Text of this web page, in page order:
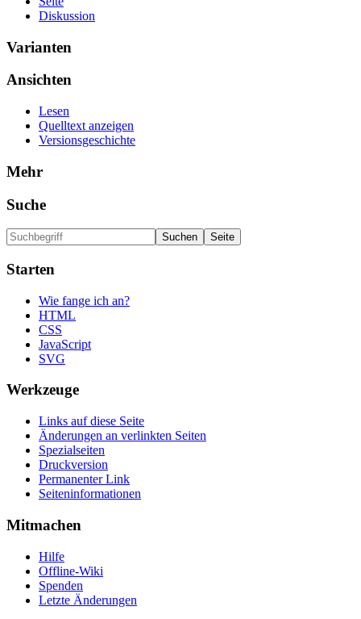
Diskussion
Varianten
Ansichten
Lesen
Quelltext anzeigen
Versionsgeschichte
Mehr
Suche
Starten
Wie fange ich an?
HTML
CSS
JavaScript
SVG
Werkzeuge
Links auf diese Seite
Änderungen an verlinkten Seiten
Spezialseiten
Druckversion
Permanenter Link
Seiten­informationen
Mitmachen
Hilfe
Offline-Wiki
Spenden
Letzte Änderungen